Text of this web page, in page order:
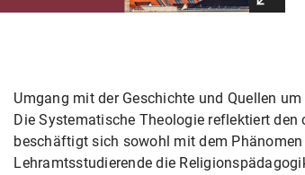
Umgang mit der Geschichte und Quellen
Die Systematische Theologie reflektiert
beschäftigt sich sowohl mit dem
Lehramtsstudierende die